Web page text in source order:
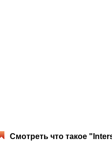
Смотреть что такое